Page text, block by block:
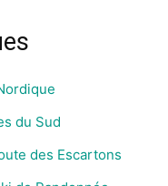
du Sud
des Escartons